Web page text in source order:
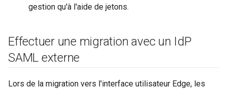
gestion qu'à l'aide de jetons.
Effectuer une migration avec un IdP
SAML externe
Lors de la migration vers l'interface utilisateur Edge, les